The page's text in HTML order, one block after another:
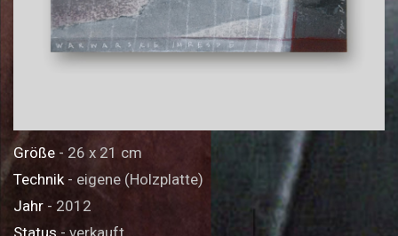
Größe - 26 x 21 cm
Technik- eigene (Holzplatte)
Jahr - 2012
Status - verkauft